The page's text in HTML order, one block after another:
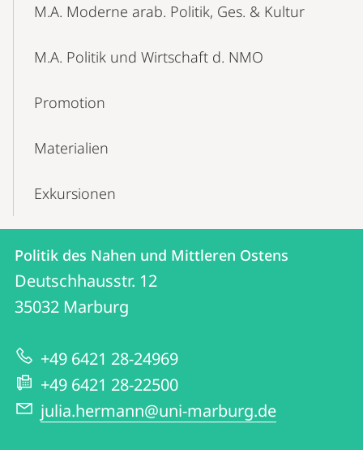
M.A. Moderne arab. Politik, Ges. & Kultur
M.A. Politik und Wirtschaft d. NMO
Promotion
Materialien
Exkursionen
Kontakt
und
Informationen
zur
Website
Kontaktinformationen
Politik
des
Nahen
und
Mittleren
Ostens
Politik des Nahen und Mittleren Ostens
Deutschhausstr. 12
35032 Marburg
+49 6421 28-24969
+49 6421 28-22500
julia.hermann@uni-marburg.de